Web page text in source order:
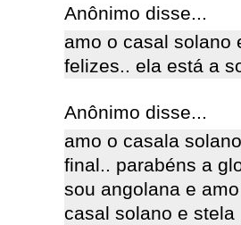
Anônimo disse...
amo o casal solano
felizes.. ela está a
Anônimo disse...
amo o casala
final.. parabéns a
sou angolana e
casal solano e stela